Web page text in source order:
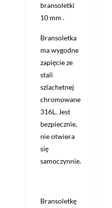
bransoletki
10 mm .
Bransoletka
ma wygodne
zapięcie ze
stali
szlachetnej
chromowane
316L. Jest
bezpiecznie,
nie otwiera
się
samoczynnie.
Bransoletkę